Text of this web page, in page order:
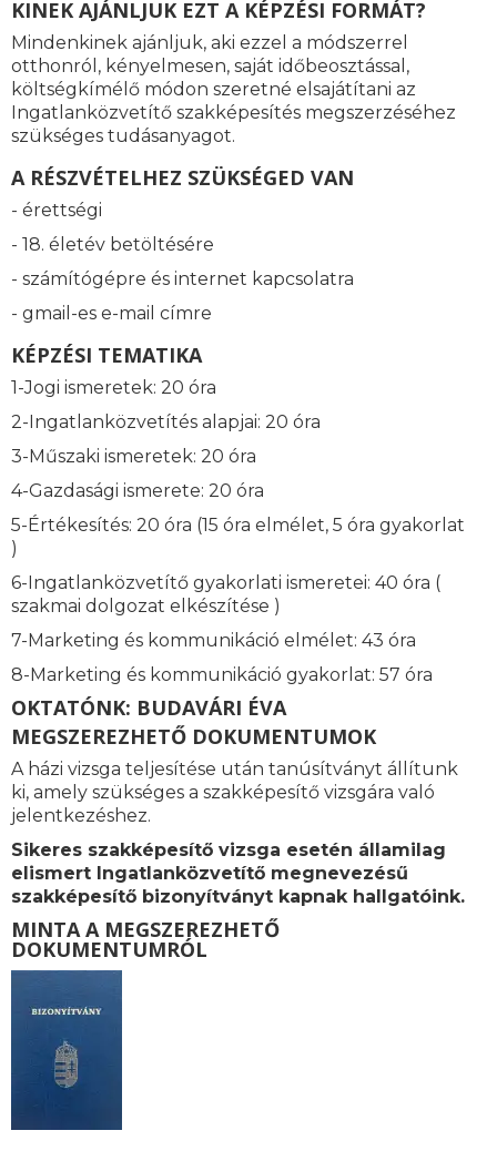
KINEK AJÁNLJUK EZT A KÉPZÉSI FORMÁT?
Mindenkinek ajánljuk, aki ezzel a módszerrel
otthonról, kényelmesen, saját időbeosztással,
költségkímélő módon szeretné elsajátítani az
Ingatlanközvetítő szakképesítés megszerzéséhez
szükséges tudásanyagot.
A RÉSZVÉTELHEZ SZÜKSÉGED VAN
- érettségi
- 18. életév betöltésére
- számítógépre és internet kapcsolatra
- gmail-es e-mail címre
KÉPZÉSI TEMATIKA
1-Jogi ismeretek: 20 óra
2-Ingatlanközvetítés alapjai: 20 óra
3-Műszaki ismeretek: 20 óra
4-Gazdasági ismerete: 20 óra
5-Értékesítés: 20 óra (15 óra elmélet, 5 óra gyakorlat
)
6-Ingatlanközvetítő gyakorlati ismeretei: 40 óra (
szakmai dolgozat elkészítése )
7-Marketing és kommunikáció elmélet: 43 óra
8-Marketing és kommunikáció gyakorlat: 57 óra
OKTATÓNK: BUDAVÁRI ÉVA
MEGSZEREZHETŐ DOKUMENTUMOK
A házi vizsga teljesítése után tanúsítványt állítunk
ki, amely szükséges a szakképesítő vizsgára való
jelentkezéshez.
Sikeres szakképesítő vizsga esetén államilag
elismert Ingatlanközvetítő megnevezésű
szakképesítő bizonyítványt kapnak hallgatóink.
MINTA A MEGSZEREZHETŐ
DOKUMENTUMRÓL